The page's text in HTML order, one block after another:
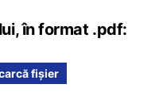
în format .pdf:
fișier